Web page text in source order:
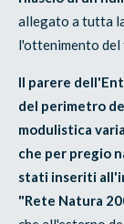
allegato a tutta
l'ottenimento
Il parere
del perimetro
modulistica
che per pregio
stati inseriti
"Rete Natura